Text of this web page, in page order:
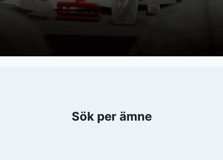
Sök per ämne